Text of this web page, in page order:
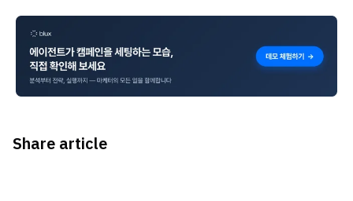
Share article